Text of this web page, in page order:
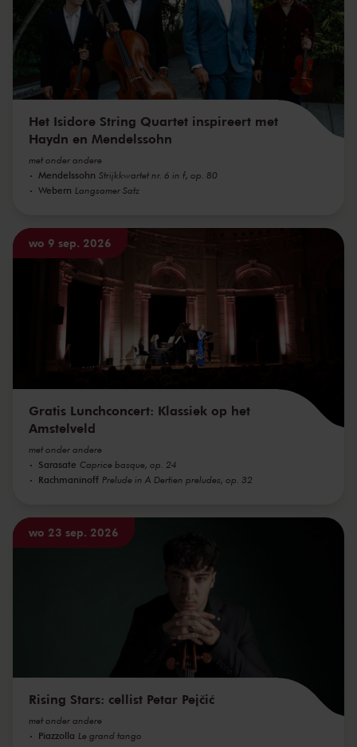
Het Isidore String Quartet inspireert met
Haydn en Mendelssohn
met onder andere
Mendelssohn Strijkkwartet nr. 6 in f, op. 80
Webern Langsamer Satz
wo 9 sep. 2026
Gratis Lunchconcert: Klassiek op het
Amstelveld
met onder andere
Sarasate Caprice basque, op. 24
Rachmaninoff Prelude in A Dertien preludes, op. 32
wo 23 sep. 2026
Rising Stars: cellist Petar Pejčić
met onder andere
Piazzolla Le grand tango